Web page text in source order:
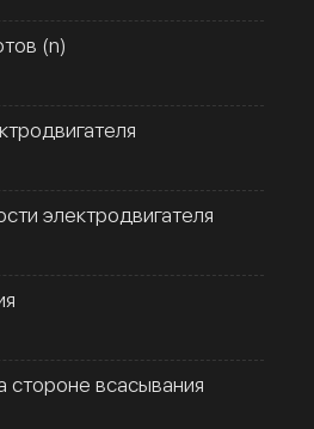
(n)
электродвигателя
стороне всасывания